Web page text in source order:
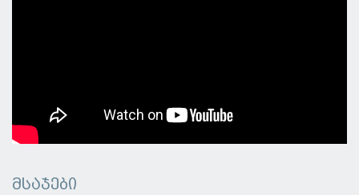
მსაჯები